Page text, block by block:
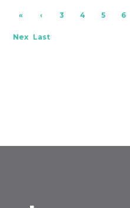
«
Firs
‹
Pre
3 4 5 6
Nex Last